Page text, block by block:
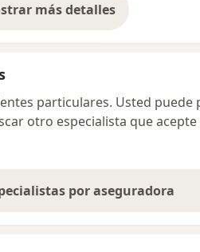
más detalles
sobre la dirección
particulares. Usted puede
otro especialista que acepte
por aseguradora